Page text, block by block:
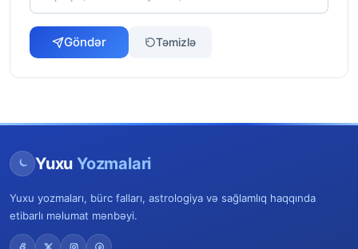
Göndər Təmizlə
Yuxu Yozmalari
Yuxu yozmaları, bürc falları, astrologiya və sağlamlıq haqqında
etibarlı məlumat mənbəyi.